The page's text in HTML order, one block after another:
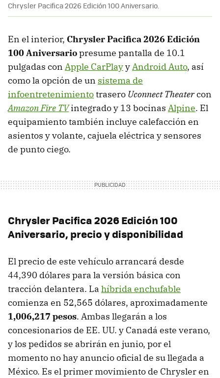
Chrysler Pacifica 2026 Edición 100 Aniversario.
En el interior, Chrysler Pacifica 2026 Edición
100 Aniversariopresume pantalla de 10.1
pulgadas con Apple CarPlayyAndroid Auto, así
como la opción de un sistema de
infoentretenimientotrasero Uconnect Theatercon
Amazon Fire TVintegrado y 13 bocinas Alpine. El
equipamiento también incluye calefacción en
asientos y volante, cajuela eléctrica y sensores
de punto ciego.
Chrysler Pacifica 2026 Edición 100
Aniversario, precio y disponibilidad
El precio de este vehículo arrancará desde
44,390 dólares para la versión básica con
tracción delantera. La híbrida enchufable
comienza en 52,565 dólares, aproximadamente
1,006,217 pesos. Ambas llegarán a los
concesionarios de EE. UU. y Canadá este verano,
y los pedidos se abrirán en junio, por el
momento no hay anuncio oficial de su llegada a
México. Es el primer movimiento de Chrysler en